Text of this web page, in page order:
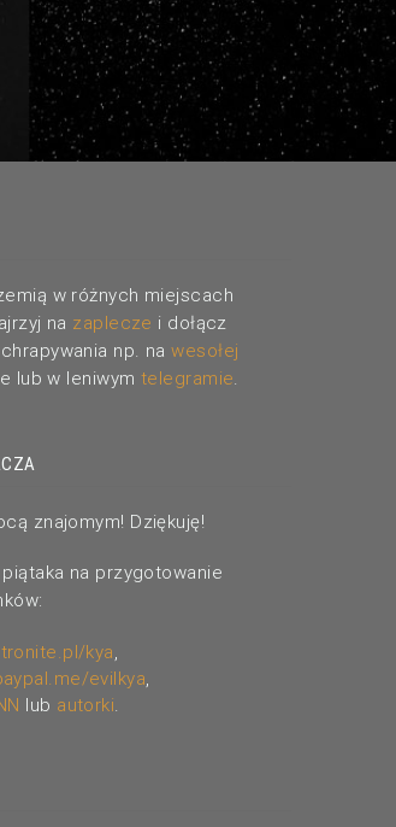
w różnych miejscach
na zaplecze i dołącz
np. nawesołej
lub w leniwym telegramie.
znajomym! Dziękuję!
na przygotowanie
kya
evilkya
lub autorki